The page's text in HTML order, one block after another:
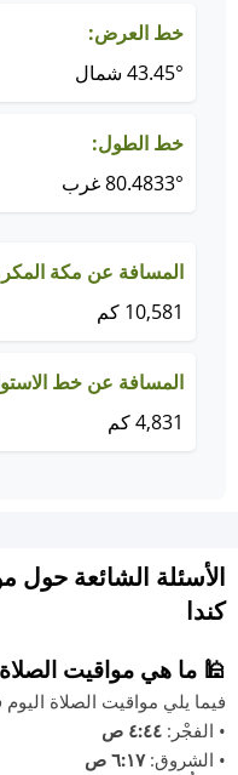
خط العرض:
43.45° شمال
خط الطول:
80.4833° غرب
المسافة عن مكة
10,581 كم
المسافة عن خط
4,831 كم
الأسئلة الشائعة حول
كندا
🕌 ما هي مواقيت
فيما يلي مواقيت الصلاة
• الفجْر: ٤:٤٤ ص
• الشروق:٦:١٧ ص